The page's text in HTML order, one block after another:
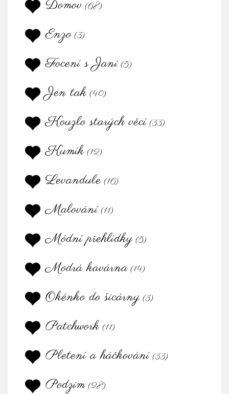
Domov (68)
Enzo (3)
Focení s Jani (5)
Jen tak (40)
Kouzlo starých věcí (33)
Kumík (12)
Levandule (16)
Malování (11)
Módní přehlídky (5)
Modrá kavárna (14)
Okénko do šicárny (3)
Patchwork (11)
Pletení a háčkování (33)
Podzim (28)